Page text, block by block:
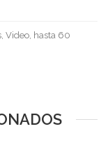
Video, hasta 60